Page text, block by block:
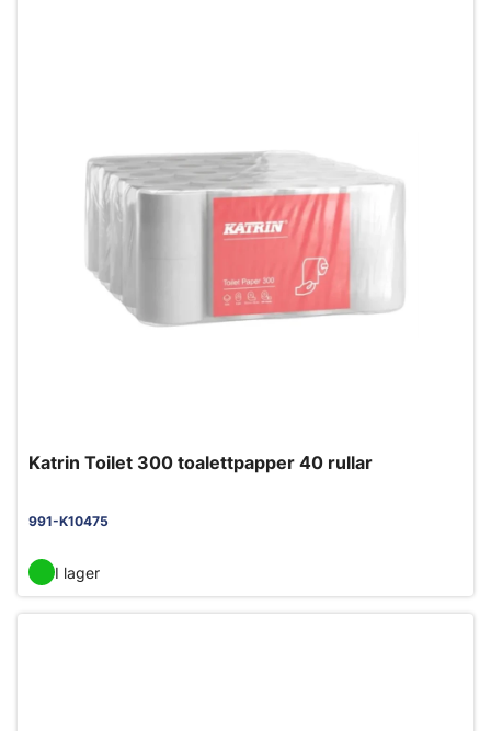
Katrin Toilet 300 toalettpapper 40 rullar
991-K10475
I lager